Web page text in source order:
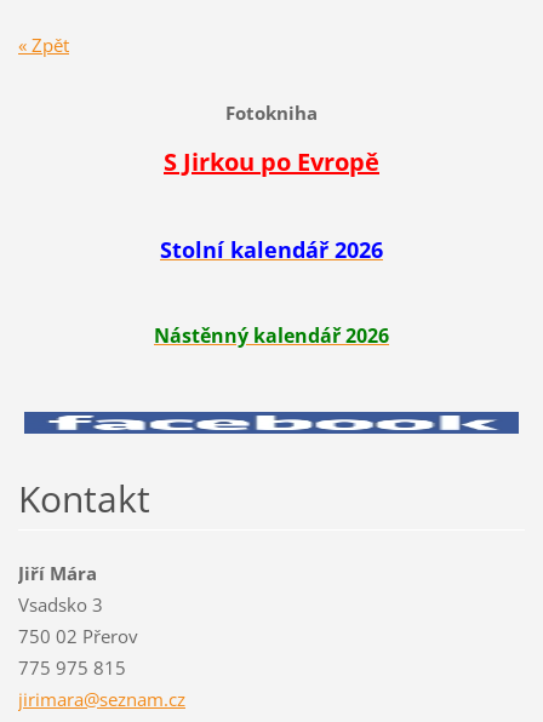
« Zpět
Fotokniha
S Jirkou po Evropě
Stolní kalendář 2026
Nástěnný kalendář 2026
Kontakt
Jiří Mára
Vsadsko 3
750 02 Přerov
775 975 815
jirimara@seznam.cz